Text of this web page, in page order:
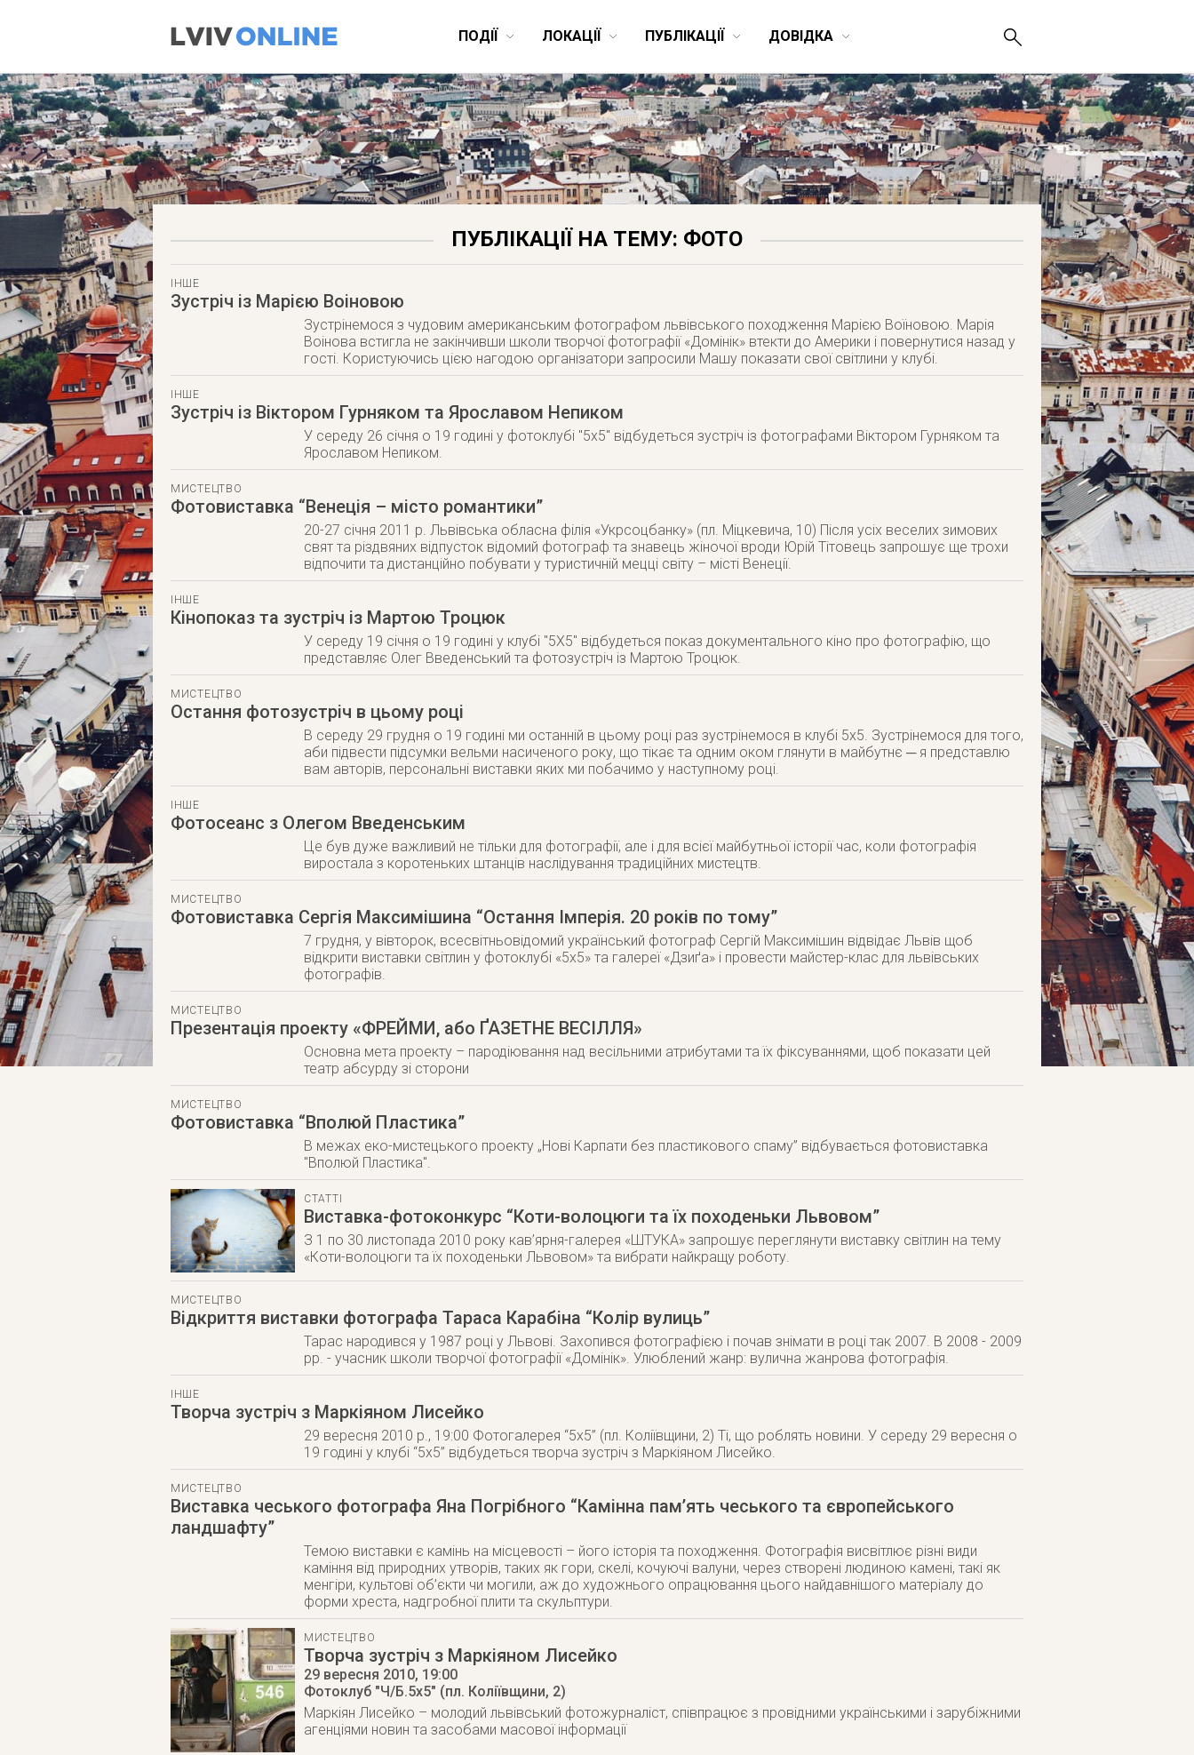
ПОДІЇ ЛОКАЦІЇ ПУБЛІКАЦІЇ ДОВІДКА
ПУБЛІКАЦІЇ НА ТЕМУ: ФОТО
ІНШЕ
Зустріч із Марією Воіновою
Зустрінемося з чудовим американським фотографом львівського походження Марією Воїновою. Марія
Воінова встигла не закінчивши школи творчої фотографії «Домінік» втекти до Америки і повернутися назад у
гості. Користуючись цією нагодою організатори запросили Машу показати свої світлини у клубі.
ІНШЕ
Зустріч із Віктором Гурняком та Ярославом Непиком
У середу 26 січня о 19 годині у фотоклубі "5х5" відбудеться зустріч із фотографами Віктором Гурняком та
Ярославом Непиком.
МИСТЕЦТВО
Фотовиставка “Венеція – місто романтики”
20-27 січня 2011 р. Львівська обласна філія «Укрсоцбанку» (пл. Міцкевича, 10) Після усіх веселих зимових
свят та різдвяних відпусток відомий фотограф та знавець жіночої вроди Юрій Тітовець запрошує ще трохи
відпочити та дистанційно побувати у туристичній мецці світу – місті Венеції.
ІНШЕ
Кінопоказ та зустріч із Мартою Троцюк
У середу 19 січня о 19 годині у клубі "5Х5" відбудеться показ документального кіно про фотографію, що
представляє Олег Введенський та фотозустріч із Мартою Троцюк.
МИСТЕЦТВО
Остання фотозустріч в цьому році
В середу 29 грудня о 19 годині ми останній в цьому році раз зустрінемося в клубі 5х5. Зустрінемося для того,
аби підвести підсумки вельми насиченого року, що тікає та одним оком глянути в майбутнє ─ я представлю
вам авторів, персональні виставки яких ми побачимо у наступному році.
ІНШЕ
Фотосеанс з Олегом Введенським
Це був дуже важливий не тільки для фотографії, але і для всієї майбутньої історії час, коли фотографія
виростала з коротеньких штанців наслідування традиційних мистецтв.
МИСТЕЦТВО
Фотовиставка Сергія Максимішина “Остання Імперія. 20 років по тому”
7 грудня, у вівторок, всесвітньовідомий український фотограф Сергій Максимішин відвідає Львів щоб
відкрити виставки світлин у фотоклубі «5х5» та галереї «Дзиґа» і провести майстер-клас для львівських
фотографів.
МИСТЕЦТВО
Презентація проекту «ФРЕЙМИ, або ҐАЗЕТНЕ ВЕСІЛЛЯ»
Основна мета проекту – пародіювання над весільними атрибутами та їх фіксуваннями, щоб показати цей
театр абсурду зі сторони
МИСТЕЦТВО
Фотовиставка “Вполюй Пластика”
В межах еко-мистецького проекту „Нові Карпати без пластикового спаму” відбувається фотовиставка
"Вполюй Пластика".
СТАТТІ
Виставка-фотоконкурс “Коти-волоцюги та їх походеньки Львовом”
З 1 по 30 листопада 2010 року кав’ярня-галерея «ШТУКА» запрошує переглянути виставку світлин на тему
«Коти-волоцюги та їх походеньки Львовом» та вибрати найкращу роботу.
МИСТЕЦТВО
Відкриття виставки фотографа Тараса Карабіна “Колір вулиць”
Тарас народився у 1987 році у Львові. Захопився фотографією і почав знімати в році так 2007. В 2008 - 2009
рр. - учасник школи творчої фотографії «Домінік». Улюблений жанр: вулична жанрова фотографія.
ІНШЕ
Творча зустріч з Маркіяном Лисейко
29 вересня 2010 р., 19:00 Фотогалерея “5х5” (пл. Коліївщини, 2) Ті, що роблять новини. У середу 29 вересня о
19 годині у клубі “5х5” відбудеться творча зустріч з Маркіяном Лисейко.
МИСТЕЦТВО
Виставка чеського фотографа Яна Погрібного “Камінна пам’ять чеського та європейського
ландшафту”
Темою виставки є камінь на місцевості – його історія та походження. Фотографія висвітлює різні види
каміння від природних утворів, таких як гори, скелі, кочуючі валуни, через створені людиною камені, такі як
менгіри, культові об’єкти чи могили, аж до художнього опрацювання цього найдавнішого матеріалу до
форми хреста, надгробної плити та скульптури.
МИСТЕЦТВО
Творча зустріч з Маркіяном Лисейко
29 вересня 2010, 19:00
Фотоклуб "Ч/Б.5х5" (пл. Коліївщини, 2)
Маркіян Лисейко – молодий львівський фотожурналіст, співпрацює з провідними українськими і зарубіжними
агенціями новин та засобами масової інформації